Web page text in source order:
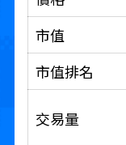
市值
市值排名
交易量